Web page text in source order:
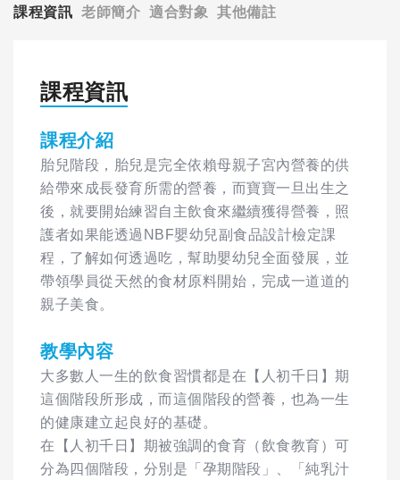
課程資訊 老師簡介 適合對象 其他備註
課程資訊
課程介紹
胎兒階段，胎兒是完全依賴母親子宮內營養的供
給帶來成長發育所需的營養，而寶寶一旦出生之
後，就要開始練習自主飲食來繼續獲得營養，照
護者如果能透過NBF嬰幼兒副食品設計檢定課
程，了解如何透過吃，幫助嬰幼兒全面發展，並
帶領學員從天然的食材原料開始，完成一道道的
親子美食。
教學內容
大多數人一生的飲食習慣都是在【人初千日】期
這個階段所形成，而這個階段的營養，也為一生
的健康建立起良好的基礎。
在【人初千日】期被強調的食育（飲食教育）可
分為四個階段，分別是「孕期階段」、「純乳汁